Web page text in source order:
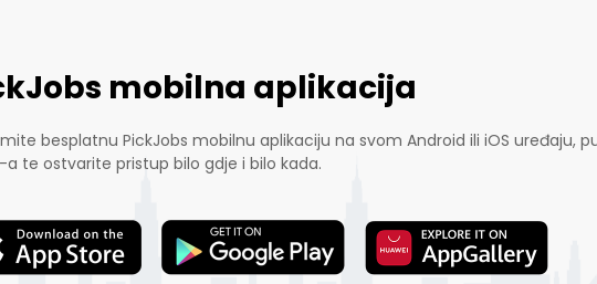
mobilna aplikacija
besplatnu PickJobs mobilnu aplikaciju na svom Android ili iOS uređaju,
a te ostvarite pristup bilo gdje i bilo kada.